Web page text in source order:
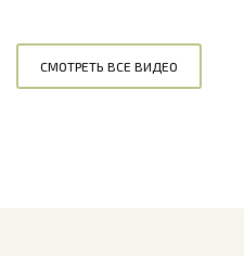
СМОТРЕТЬ ВСЕ ВИДЕО